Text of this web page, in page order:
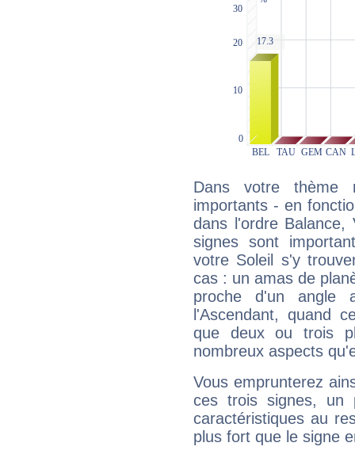
Dans votre thème
importants - en
dans l'ordre Balance,
signes sont
votre Soleil s'y
cas : un amas de
proche d'un
l'Ascendant, quand
que deux ou trois
nombreux aspects
Vous emprunterez
ces trois signes, un
caractéristiques au
plus fort que le signe